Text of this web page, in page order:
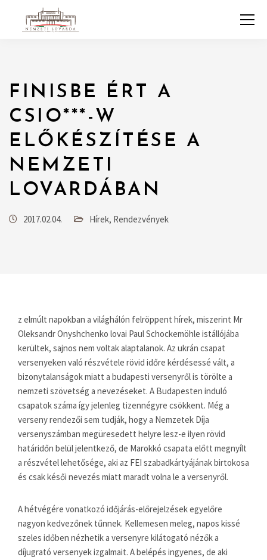
FINISBE ÉRT A
CSIO***-W
ELŐKÉSZÍTÉSE A
NEMZETI
LOVARDÁBAN
2017.02.04. Hírek, Rendezvények
z elmúlt napokban a világhálón felröppent hírek, miszerint Mr
Oleksandr Onyshchenko lovai Paul Schockemöhle istállójába
kerültek, sajnos nem voltak alaptalanok. Az ukrán csapat
versenyeken való részvétele rövid időre kérdésessé vált, a
bizonytalanságok miatt a budapesti versenyről is törölte a
nemzeti szövetség a nevezéseket. A Budapesten induló
csapatok száma így jelenleg tizennégyre csökkent. Még a
verseny rendezői sem tudják, hogy a Nemzetek Díja
versenyszámban megüresedett helyre lesz-e ilyen rövid
határidőn belül jelentkező, de Marokkó csapata előtt megnyílt
a részvétel lehetősége, aki az FEI szabadkártyájának birtokosa
és csak késői nevezés miatt maradt volna le a versenyről.
A hétvégére vonatkozó időjárás-előrejelzések egyelőre
nagyon kedvezőnek tűnnek. Kellemesen meleg, napos kissé
szeles időben nézhetik a versenyre kilátogató nézők a
díjugrató versenyek izgalmait. A belépés ingyenes, de aki